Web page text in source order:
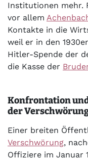
Institutionen mehr.
vor allem
Kontakte in die
weil er in den
Hitler-Spende der
die Kasse der
Konfrontation
der
Einer breiten
Verschwörung,
Offiziere im Januar